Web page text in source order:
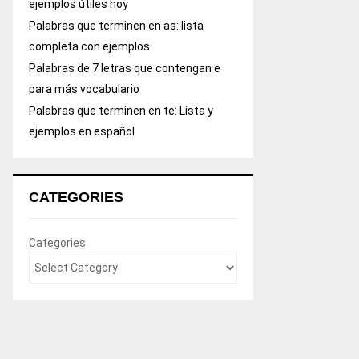
ejemplos útiles hoy
Palabras que terminen en as: lista
completa con ejemplos
Palabras de 7 letras que contengan e
para más vocabulario
Palabras que terminen en te: Lista y
ejemplos en español
CATEGORIES
Categories